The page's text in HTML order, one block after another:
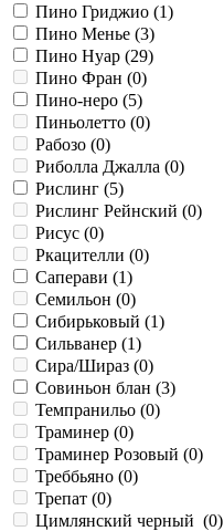
Пино Гриджио (1)
Пино Менье (3)
Пино Нуар (29)
Пино Фран (0)
Пино-неро (5)
Пиньолетто (0)
Рабозо (0)
Риболла Джалла (0)
Рислинг (5)
Рислинг Рейнский (0)
Рисус (0)
Ркацителли (0)
Саперави (1)
Семильон (0)
Сибирьковый (1)
Сильванер (1)
Сира/Шираз (0)
Совиньон блан (3)
Темпранильо (0)
Траминер (0)
Траминер Розовый (0)
Треббьяно (0)
Трепат (0)
Цимлянский черный (0)